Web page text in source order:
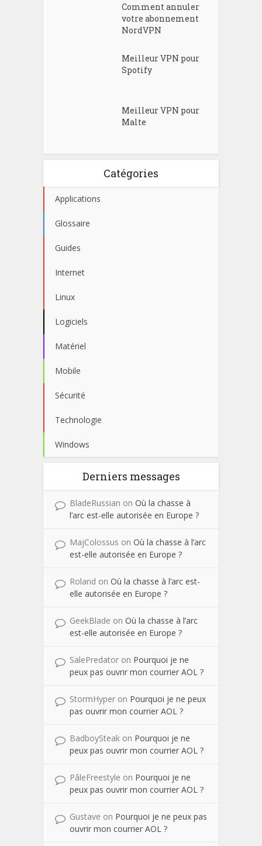
Comment annuler
votre abonnement
NordVPN
Meilleur VPN pour
Spotify
Meilleur VPN pour
Malte
Catégories
Applications
Glossaire
Guides
Internet
Linux
Logiciels
Matériel
Mobile
Sécurité
Technologie
Windows
Derniers messages
BladeRussian on Où la chasse à
l’arc est-elle autorisée en Europe ?
MajColossus on Où la chasse à l’arc
est-elle autorisée en Europe ?
Roland on Où la chasse à l’arc est-
elle autorisée en Europe ?
GeekBlade on Où la chasse à l’arc
est-elle autorisée en Europe ?
SalePredator on Pourquoi je ne
peux pas ouvrir mon courrier AOL ?
StormHyper on Pourquoi je ne peux
pas ouvrir mon courrier AOL ?
BadboySteak on Pourquoi je ne
peux pas ouvrir mon courrier AOL ?
PâleFreestyle on Pourquoi je ne
peux pas ouvrir mon courrier AOL ?
Gustave on Pourquoi je ne peux pas
ouvrir mon courrier AOL ?